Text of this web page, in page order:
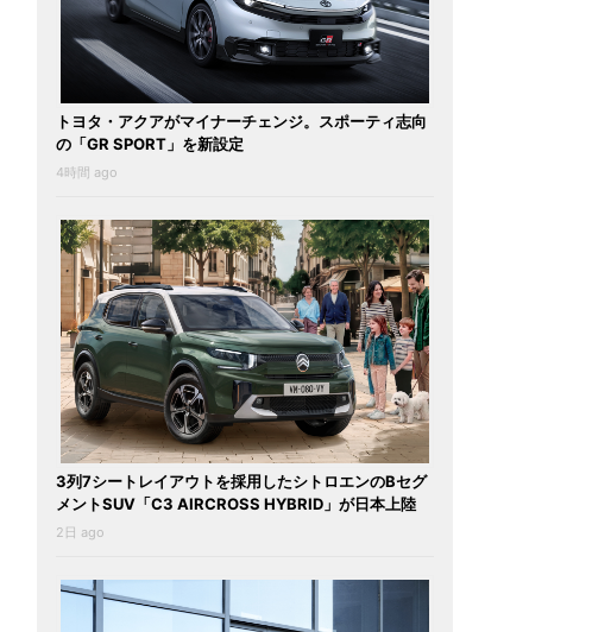
トヨタ・アクアがマイナーチェンジ。スポーティ志向
の「GR SPORT」を新設定
4時間 ago
3列7シートレイアウトを採用したシトロエンのBセグ
メントSUV「C3 AIRCROSS HYBRID」が日本上陸
2日 ago